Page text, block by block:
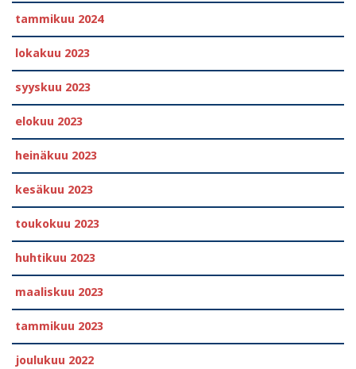
tammikuu 2024
lokakuu 2023
syyskuu 2023
elokuu 2023
heinäkuu 2023
kesäkuu 2023
toukokuu 2023
huhtikuu 2023
maaliskuu 2023
tammikuu 2023
joulukuu 2022